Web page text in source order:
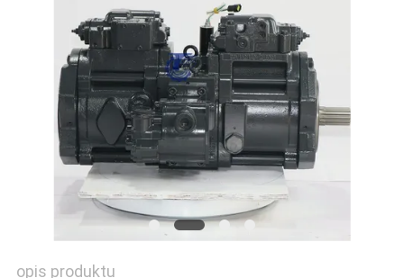
POPROSIĆ
O
WYCENĘ
SITEMAP
POLITYKA
PRYWATNOŚCI
opis produktu